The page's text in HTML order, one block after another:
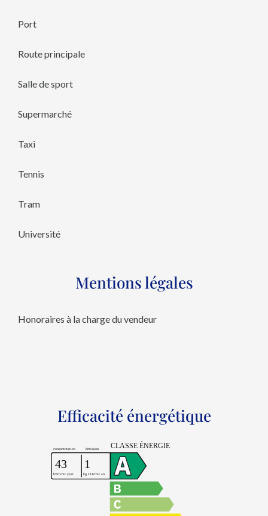
Port
Route principale
Salle de sport
Supermarché
Taxi
Tennis
Tram
Université
Mentions légales
Honoraires à la charge du vendeur
Efficacité énergétique